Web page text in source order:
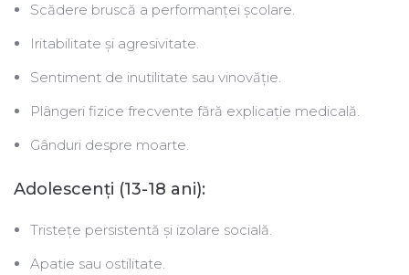
Scădere bruscă a performanței școlare.
Iritabilitate și agresivitate.
Sentiment de inutilitate sau vinovăţie.
Plângeri fizice frecvente fără explicație medicală.
Gânduri despre moarte.
Adolescenţi (13-18 ani):
Tristețe persistentă și izolare socială.
Apatie sau ostilitate.